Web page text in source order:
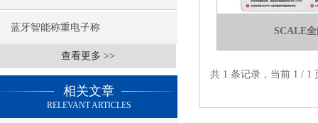
蓝牙智能称重电子称
查看更多 >>
相关文章
RELEVANT ARTICLES
SCALE
共 1 条记录，当前 1 /